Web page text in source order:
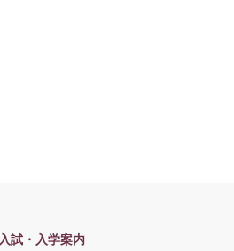
入試・入学案内